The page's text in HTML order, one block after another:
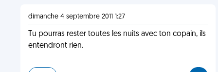
dimanche 4 septembre 2011 1:27
Tu pourras rester toutes les nuits avec ton copain, ils
entendront rien.